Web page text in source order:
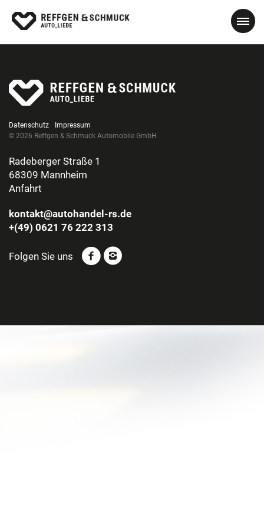
Datenschutz
Impressum
© 2026 Reffgen & Schmuck Automobile GmbH
Radeberger Straße 1
68309 Mannheim
Anfahrt
kontakt@autohandel-rs.de
+(49) 0621 76 222 313
Folgen Sie uns